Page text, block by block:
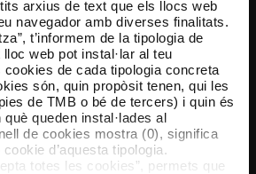
arxius de text que els llocs web
navegador amb diverses finalitats.
t’informem de la tipologia de
web pot instal·lar al teu
cookies de cada tipologia concreta
són, quin propòsit tenen, qui les
de TMB o bé de tercers) i quin és
queden instal·lades al
de cookies mostra (0), significa
d’aquesta tipologia.
totes les cookies”, permets que
i compra els teus bitllets
Google Play